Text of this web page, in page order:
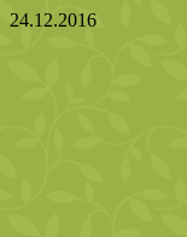
24.12.2016